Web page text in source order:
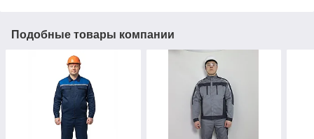
Подобные товары компании